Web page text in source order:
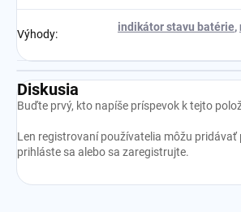
Výhody:
indikátor stavu batérie,
Diskusia
Buďte prvý, kto napíše príspevok k tejto
Len registrovaní používatelia môžu pridávať
prihláste sa alebo sa zaregistrujte.